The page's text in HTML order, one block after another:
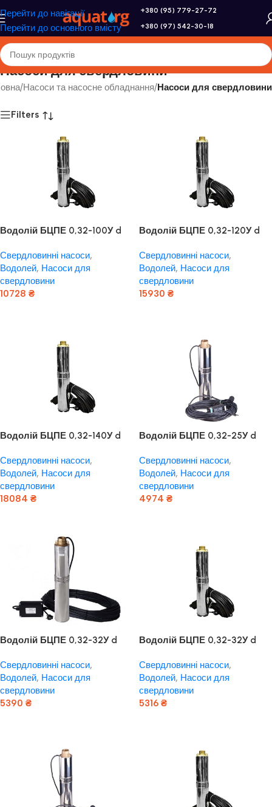
Перейти до навігації
Перейти до основного вмісту
+380 (95) 779-27-72
+380 (97) 542-30-18
Насоси для свердловини
/Насоси та насосне обладнання/Насоси для свердловини
Filters
Водолій БЦПЕ 0,32-100У d
Свердловинні насоси,
Водолей, Насоси для
свердловини
10728 ₴
Водолій БЦПЕ 0,32-120У d
Свердловинні насоси,
Водолей, Насоси для
свердловини
15930 ₴
Водолій БЦПЕ 0,32-140У d
Свердловинні насоси,
Водолей, Насоси для
свердловини
18084 ₴
Водолій БЦПЕ 0,32-25У d
Свердловинні насоси,
Водолей, Насоси для
свердловини
4974 ₴
Водолій БЦПЕ 0,32-32У d
Свердловинні насоси,
Водолей, Насоси для
свердловини
5390 ₴
Водолій БЦПЕ 0,32-32У d
Свердловинні насоси,
Водолей, Насоси для
свердловини
5316 ₴